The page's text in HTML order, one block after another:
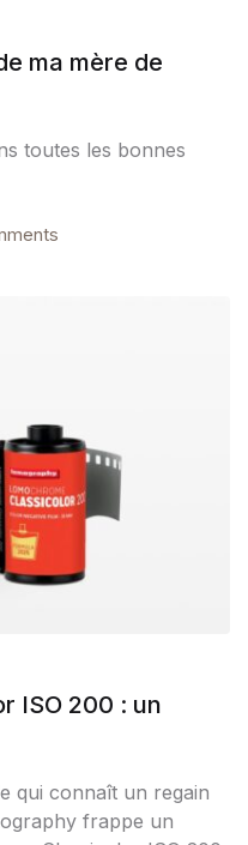
ma mère de
toutes les bonnes
ISO 200 : un
qui connaît un regain
frappe un